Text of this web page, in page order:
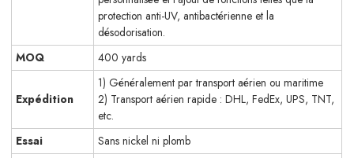
protection anti-UV, antibactérienne et la
désodorisation.
MOQ
400 yards
Expédition
1) Généralement par transport aérien ou maritime
2) Transport aérien rapide : DHL, FedEx, UPS, TNT,
etc.
Essai
Sans nickel ni plomb